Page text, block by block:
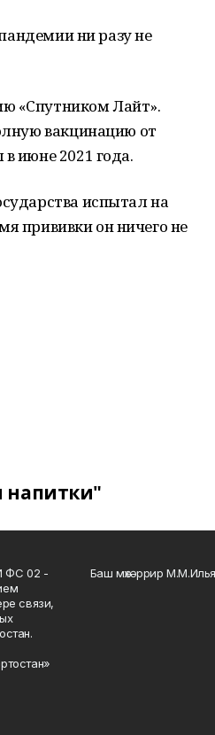
ни разу не
«Спутником Лайт».
вакцинацию от
июне 2021 года.
испытал на
прививки он ничего не
напитки"
ФС 02 -
связи,
Баш мөхәррир